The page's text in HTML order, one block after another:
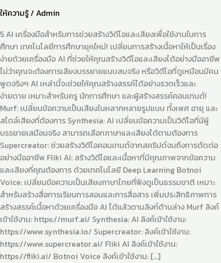
ให้ความรู้/ Admin
5 AI เครื่องมือสำหรับการช่วยสร้างวิดีโอและเสียงเพื่อใช้งานในการ
ศึกษา เทคโนโลยีการศึกษายุคใหม่! เปลี่ยนการสร้างเนื้อหาให้เป็นเรื่อง
ง่ายด้วยเครื่องมือ AI ที่ช่วยให้คุณสร้างวิดีโอและเสียงได้อย่างมืออาชีพ
ไม่ว่าคุณจะต้องการเสียงบรรยายแบบสมจริง หรือวิดีโอที่ดูเหมือนมีคน
พูดจริงๆ AI เหล่านี้จะช่วยให้คุณสร้างสรรค์ได้อย่างรวดเร็วและ
ง่ายดาย เหมาะสำหรับครู นักการศึกษา และผู้สร้างสรรค์คอนเทนต์!
Murf: เปลี่ยนข้อความเป็นเสียงในหลากหลายรูปแบบ ทั้งเพศ อายุ และ
สไตล์เสียงที่ต้องการ Synthesia: AI เปลี่ยนข้อความเป็นวิดีโอที่มีผู้
บรรยายเสมือนจริง สามารถเลือกภาษาและเสียงได้ตามต้องการ
Supercreator: ช่วยสร้างวิดีโอคอนเทนต์จากสคริปต์จนถึงการตัดต่อ
อย่างมืออาชีพ Fliki AI: สร้างวิดีโอและเนื้อหาที่มีคุณภาพจากข้อความ
และเสียงที่คุณต้องการ ด้วยเทคโนโลยี Deep Learning Botnoi
Voice: เปลี่ยนข้อความเป็นเสียงภาษาไทยที่ฟังดูเป็นธรรมชาติ เหมาะ
สำหรับสร้างสื่อการเรียนการสอนและการสื่อสาร เพิ่มประสิทธิภาพการ
สร้างสรรค์เนื้อหาด้วยเครื่องมือ AI ได้แล้วตามลิงก์ด้านล่าง Murf ลิงค์
เข้าใช้งาน: https://murf.ai/ Synthesia: AI ลิงค์เข้าใช้งาน:
https://www.synthesia.io/ Supercreator: ลิงค์เข้าใช้งาน:
https://www.supercreator.ai/ Fliki AI ลิงค์เข้าใช้งาน:
https://fliki.ai/ Botnoi Voice ลิงค์เข้าใช้งาน: […]